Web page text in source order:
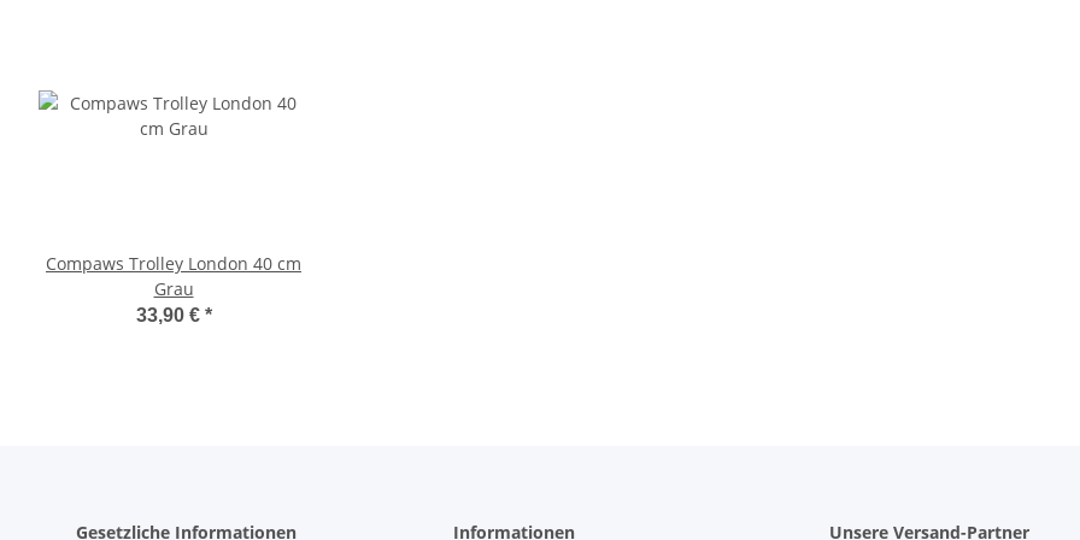
Compaws Trolley London 40 cm
Grau
33,90 € *
Gesetzliche Informationen Informationen Unsere Versand-Partner